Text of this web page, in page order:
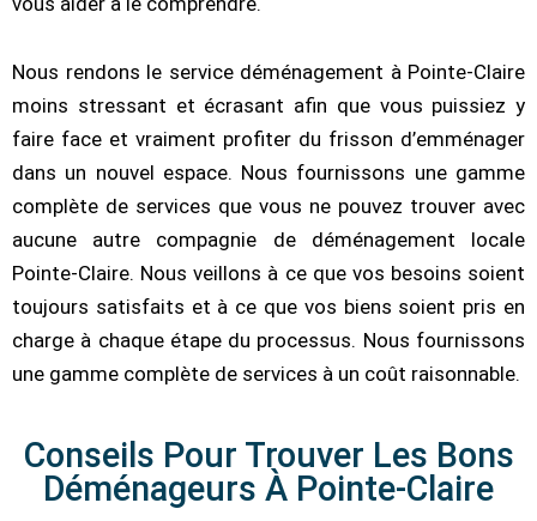
Nous rendons le service déménagement à Pointe-Claire
moins stressant et écrasant afin que vous puissiez y
faire face et vraiment profiter du frisson d’emménager
dans un nouvel espace. Nous fournissons une gamme
complète de services que vous ne pouvez trouver avec
aucune autre compagnie de déménagement locale
Pointe-Claire. Nous veillons à ce que vos besoins soient
toujours satisfaits et à ce que vos biens soient pris en
charge à chaque étape du processus. Nous fournissons
une gamme complète de services à un coût raisonnable.
Conseils Pour Trouver Les Bons
Déménageurs À Pointe-Claire